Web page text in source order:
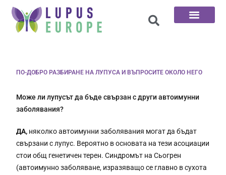
ПО-ДОБРО РАЗБИРАНЕ НА ЛУПУСА И ВЪПРОСИТЕ ОКОЛО НЕГО
Може ли лупусът да бъде свързан с други автоимунни
заболявания?
ДА, няколко автоимунни заболявания могат да бъдат
свързани с лупус. Вероятно в основата на тези асоциации
стои общ генетичен терен. Синдромът на Сьогрен
(автоимунно заболяване, изразяващо се главно в сухота